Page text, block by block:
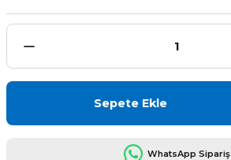
Sepete Ekle
WhatsApp Sipariş